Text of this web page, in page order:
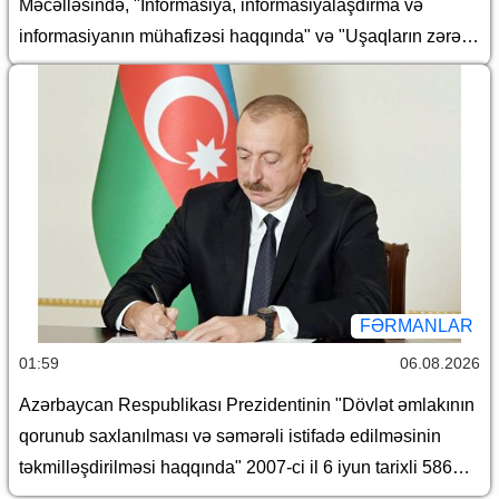
nömrəli sərəncamlarında dəyişiklik edilməsi barədə
Məcəlləsində, "İnformasiya, informasiyalaşdırma və
informasiyanın mühafizəsi haqqında" və "Uşaqların zərərli
informasiyadan qorunması haqqında" Azərbaycan
Respublikasının qanunlarında dəyişiklik edilməsi barədə"
Azərbaycan Respublikasının 2026-cı il 30 iyun tarixli 431-
VIIQD nömrəli Qanununun tətbiqi və bununla əlaqədar
Azərbaycan Respublikası Prezidentinin bəzi
fərmanlarında dəyişiklik edilməsi haqqında
FƏRMANLAR
01:59 06.08.2026
Azərbaycan Respublikası Prezidentinin "Dövlət əmlakının
qorunub saxlanılması və səmərəli istifadə edilməsinin
təkmilləşdirilməsi haqqında" 2007-ci il 6 iyun tarixli 586